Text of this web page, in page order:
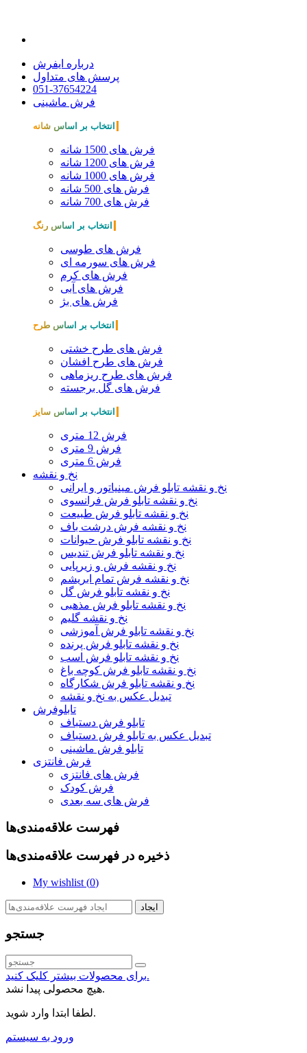
درباره ایفرش
پرسش های متداول
051-37654224
فرش ماشینی
انتخاب بر اساس شانه
فرش های 1500 شانه
فرش های 1200 شانه
فرش های 1000 شانه
فرش های 500 شانه
فرش های 700 شانه
انتخاب بر اساس رنگ
فرش های طوسی
فرش های سورمه ای
فرش های کرم
فرش های آبی
فرش های بژ
انتخاب بر اساس طرح
فرش های طرح خشتی
فرش های طرح افشان
فرش های طرح ریزماهی
فرش های گل برجسته
انتخاب بر اساس سایز
فرش 12 متری
فرش 9 متری
فرش 6 متری
نخ و نقشه
نخ و نقشه تابلو فرش مینیاتور و ایرانی
نخ و نقشه تابلو فرش فرانسوی
نخ و نقشه تابلو فرش طبیعت
نخ و نقشه فرش درشت باف
نخ و نقشه تابلو فرش حیوانات
نخ و نقشه تابلو فرش تندیس
نخ و نقشه فرش و زیرپایی
نخ و نقشه فرش تمام ابریشم
نخ و نقشه تابلو فرش گل
نخ و نقشه تابلو فرش مذهبی
نخ و نقشه گلیم
نخ و نقشه تابلو فرش آموزشی
نخ و نقشه تابلو فرش پرنده
نخ و نقشه تابلو فرش اسب
نخ و نقشه تابلو فرش کوچه باغ
نخ و نقشه تابلو فرش شکارگاه
تبدیل عکس به نخ و نقشه
تابلوفرش
تابلو فرش دستباف
تبدیل عکس به تابلو فرش دستباف
تابلو فرش ماشینی
فرش فانتزی
فرش های فانتزی
فرش کودک
فرش های سه بعدی
فهرست علاقه‌مندی‌ها
ذخیره در فهرست علاقه‌مندی‌ها
My wishlist (0)
ایجاد
جستجو
برای محصولات بیشتر کلیک کنید.
هیچ محصولی پیدا نشد.
لطفا ابتدا وارد شوید.
ورود به سیستم